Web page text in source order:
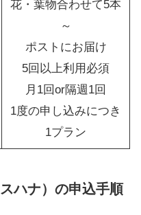
花・葉物合わせて5本
～
ポストにお届け
5回以上利用必須
月1回or隔週1回
1度の申し込みにつき
1プラン
ハナ）の申込手順